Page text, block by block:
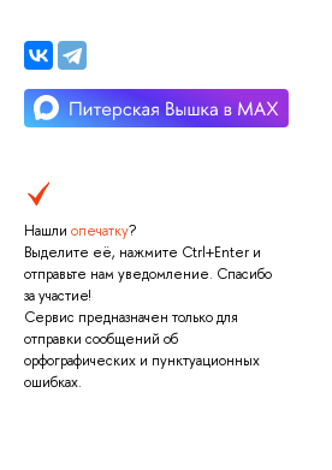
Нашли опечатку?
Выделите её, нажмите Ctrl+Enter и
отправьте нам уведомление. Спасибо
за участие!
Сервис предназначен только для
отправки сообщений об
орфографических и пунктуационных
ошибках.